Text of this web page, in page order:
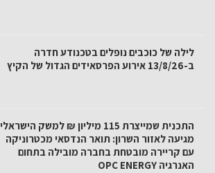
לילה של כוכבים נופלים בטכנודע חדרה
ב-13/8/26 אירוע הפרסאידים הגדול של הקיץ
התכנית שמייצרת 115 מיליון ₪ למשק הישראלי
מגיעה לאזור השרון: תואר הנדסאי מכטרוניקה
עם קריירה מובטחת בחברה מובילה בתחום
האנרגיה OPC ENERGY